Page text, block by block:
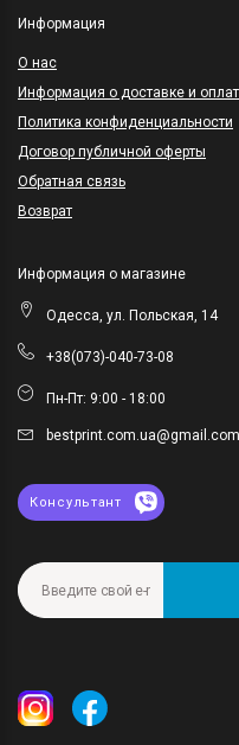
Информация
O нас
Информация о доставке и
Политика конфиденциальности
Договор публичной оферты
Обратная связь
Возврат
Информация о магазине
Одесса, ул. Польская, 14
+38(073)-040-73-08
Пн-Пт: 9:00 - 18:00
bestprint.com.ua@gmail.com
Консультант